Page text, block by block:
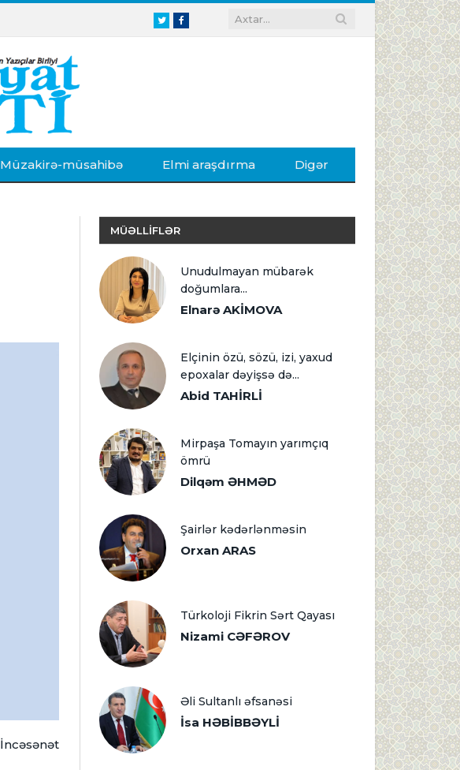
TwitterFacebook
Müzakirə-müsahibə Elmi araşdırma Digər
İncəsənət
MÜƏLLİFLƏR
Unudulmayan mübarək
doğumlara...
Elnarə AKİMOVA
Elçinin özü, sözü, izi, yaxud
epoxalar dəyişsə də...
Abid TAHİRLİ
Mirpaşa Tomayın yarımçıq
ömrü
Dilqəm ƏHMƏD
Şairlər kədərlənməsin
Orxan ARAS
Türkoloji Fikrin Sərt Qayası
Nizami CƏFƏROV
Əli Sultanlı əfsanəsi
İsa HƏBİBBƏYLİ